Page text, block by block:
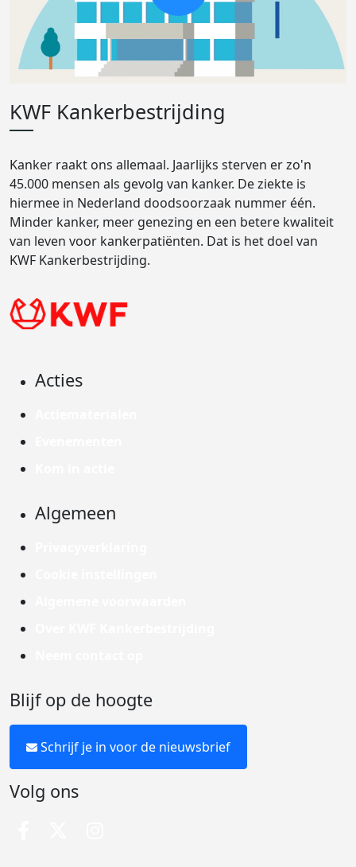
KWF Kankerbestrijding
Kanker raakt ons allemaal. Jaarlijks sterven er zo'n
45.000 mensen als gevolg van kanker. De ziekte is
hiermee in Nederland doodsoorzaak nummer één.
Minder kanker, meer genezing en een betere kwaliteit
van leven voor kankerpatiënten. Dat is het doel van
KWF Kankerbestrijding.
Acties
Algemeen
Blijf op de hoogte
Schrijf je in voor de nieuwsbrief
Volg ons